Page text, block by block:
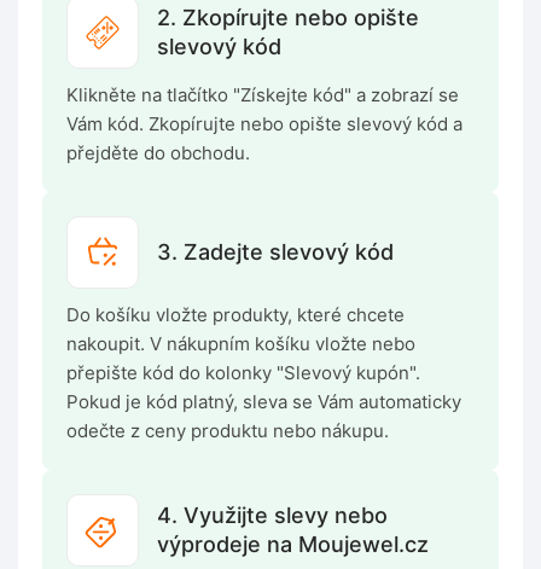
2. Zkopírujte nebo opište
slevový kód
Klikněte na tlačítko "Získejte kód" a zobrazí se
Vám kód. Zkopírujte nebo opište slevový kód a
přejděte do obchodu.
3. Zadejte slevový kód
Do košíku vložte produkty, které chcete
nakoupit. V nákupním košíku vložte nebo
přepište kód do kolonky "Slevový kupón".
Pokud je kód platný, sleva se Vám automaticky
odečte z ceny produktu nebo nákupu.
4. Využijte slevy nebo
výprodeje na Moujewel.cz